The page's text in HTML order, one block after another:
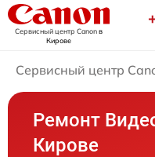
Сервисный центр Canonв
Кирове
Сервисный центр
Ремонт
Кирове